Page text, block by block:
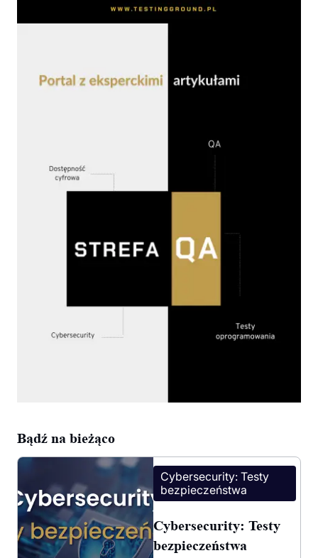
Bądź na bieżąco
Cybersecurity: Testy
bezpieczeństwa
Cybersecurity: Testy
bezpieczeństwa